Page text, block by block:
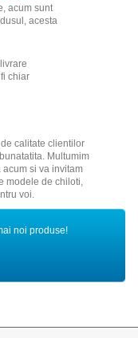
acum sunt
acesta
chiar
calitate clientilor
Multumim
si va invitam
modele de chiloti,
voi.
noi produse!